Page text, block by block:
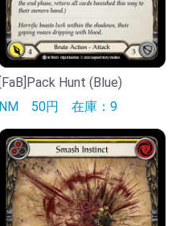
[FaB]Pack Hunt (Blue)
NM 50円 在庫：9